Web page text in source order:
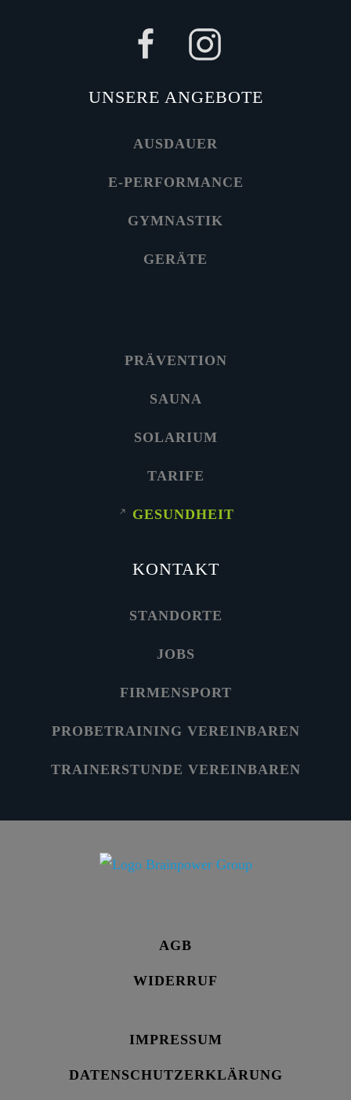
UNSERE ANGEBOTE
AUSDAUER
E-PERFORMANCE
GYMNASTIK
GERÄTE
PRÄVENTION
SAUNA
SOLARIUM
TARIFE
GESUNDHEIT
KONTAKT
STANDORTE
JOBS
FIRMENSPORT
PROBETRAINING VEREINBAREN
TRAINERSTUNDE VEREINBAREN
AGB
WIDERRUF
IMPRESSUM
DATENSCHUTZERKLÄRUNG